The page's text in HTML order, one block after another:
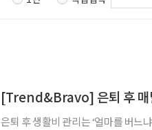
[Trend&Bravo] 은퇴 후 매
은퇴 후 생활비 관리는 ‘얼마를 버느